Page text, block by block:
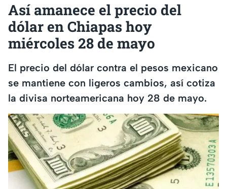
Así amanece el precio del
dólar en Chiapas hoy
miércoles 28 de mayo
El precio del dólar contra el pesos mexicano
se mantiene con ligeros cambios, así cotiza
la divisa norteamericana hoy 28 de mayo.